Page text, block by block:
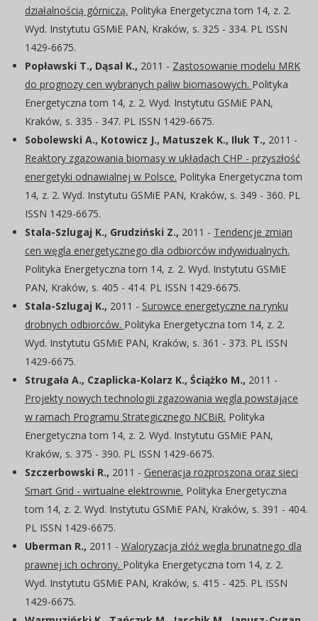
działalnością górniczą. Polityka Energetyczna tom 14, z. 2.
Wyd. Instytutu GSMiE PAN, Kraków, s. 325 - 334. PL ISSN
1429-6675.
Popławski T., Dąsal K., 2011 - Zastosowanie modelu MRK
do prognozy cen wybranych paliw biomasowych. Polityka
Energetyczna tom 14, z. 2. Wyd. Instytutu GSMiE PAN,
Kraków, s. 335 - 347. PL ISSN 1429-6675.
Sobolewski A., Kotowicz J., Matuszek K., Iluk T., 2011 -
Reaktory zgazowania biomasy w układach CHP - przyszłość
energetyki odnawialnej w Polsce. Polityka Energetyczna tom
14, z. 2. Wyd. Instytutu GSMiE PAN, Kraków, s. 349 - 360. PL
ISSN 1429-6675.
Stala-Szlugaj K., Grudziński Z., 2011 - Tendencje zmian
cen węgla energetycznego dla odbiorców indywidualnych.
Polityka Energetyczna tom 14, z. 2. Wyd. Instytutu GSMiE
PAN, Kraków, s. 405 - 414. PL ISSN 1429-6675.
Stala-Szlugaj K., 2011 - Surowce energetyczne na rynku
drobnych odbiorców. Polityka Energetyczna tom 14, z. 2.
Wyd. Instytutu GSMiE PAN, Kraków, s. 361 - 373. PL ISSN
1429-6675.
Strugała A., Czaplicka-Kolarz K., Ściążko M., 2011 -
Projekty nowych technologii zgazowania węgla powstające
w ramach Programu Strategicznego NCBiR. Polityka
Energetyczna tom 14, z. 2. Wyd. Instytutu GSMiE PAN,
Kraków, s. 375 - 390. PL ISSN 1429-6675.
Szczerbowski R., 2011 - Generacja rozproszona oraz sieci
Smart Grid - wirtualne elektrownie. Polityka Energetyczna
tom 14, z. 2. Wyd. Instytutu GSMiE PAN, Kraków, s. 391 - 404.
PL ISSN 1429-6675.
Uberman R., 2011 - Waloryzacja złóż węgla brunatnego dla
prawnej ich ochrony. Polityka Energetyczna tom 14, z. 2.
Wyd. Instytutu GSMiE PAN, Kraków, s. 415 - 425. PL ISSN
1429-6675.